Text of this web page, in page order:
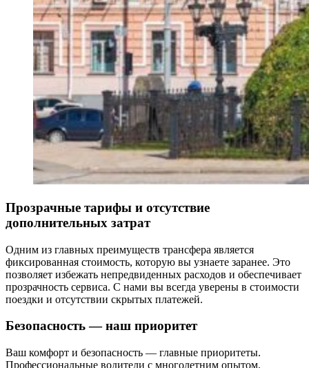
Прозрачные тарифы и отсутствие
дополнительных затрат
Одним из главных преимуществ трансфера является
фиксированная стоимость, которую вы узнаете заранее. Это
позволяет избежать непредвиденных расходов и обеспечивает
прозрачность сервиса. С нами вы всегда уверены в стоимости
поездки и отсутствии скрытых платежей.
Безопасность — наш приоритет
Ваш комфорт и безопасность — главные приоритеты.
Профессиональные водители с многолетним опытом,